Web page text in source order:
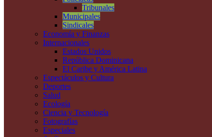
Tribunales
Municipales
Sindicales
Economía y Finanzas
Internacionales
Estados Unidos
República Dominicana
El Caribe y América Latina
Espectáculos y Cultura
Deportes
Salud
Ecología
Ciencia y Tecnología
Fotografías
Especiales